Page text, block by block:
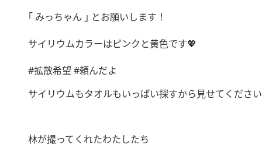
｢ みっちゃん ｣ とお願いします！
サイリウムカラーはピンクと黄色です💖
#拡散希望 #頼んだよ
サイリウムもタオルもいっぱい探すから見せてくださ
林が撮ってくれたわたしたち